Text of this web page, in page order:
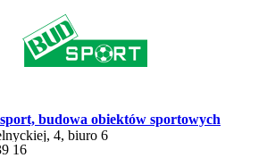
budowa obiektów sportowych
4, biuro 6
16